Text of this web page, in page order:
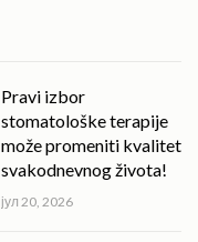
Pravi izbor
stomatološke terapije
može promeniti kvalitet
svakodnevnog života!
јул 20, 2026